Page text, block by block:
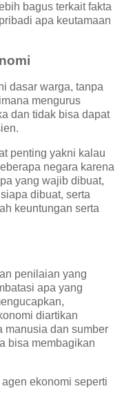
bagus terkait fakta
apa keutamaan
dasar warga, tanpa
mengurus
dan tidak bisa dapat
penting yakni kalau
negara karena
yang wajib dibuat,
dibuat, serta
keuntungan serta
penilaian yang
apa yang
diartikan
manusia dan sumber
bisa membagikan
ekonomi seperti